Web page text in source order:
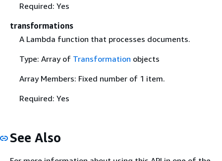
Required: Yes
transformations
A Lambda function that processes documents.
Type: Array of Transformation objects
Array Members: Fixed number of 1 item.
Required: Yes
See Also